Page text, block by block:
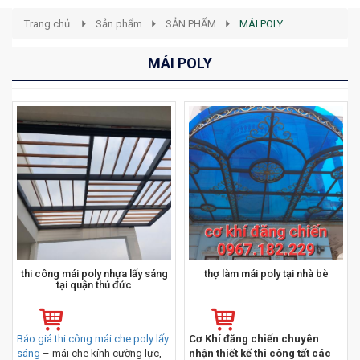
Trang chủ Sản phẩm SẢN PHẨM MÁI POLY
MÁI POLY
thi công mái poly nhựa lấy sáng
tại quận thủ đức
Báo giá thi công mái che poly lấy
sáng – mái che kính cường lực,
thợ làm mái poly tại nhà bè
Cơ Khí đăng chiến chuyên
nhận thiết kế thi công tất các